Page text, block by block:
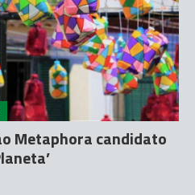
Metaphora candidato